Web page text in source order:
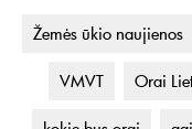
Žemės ūkio naujienos
VMVT Orai